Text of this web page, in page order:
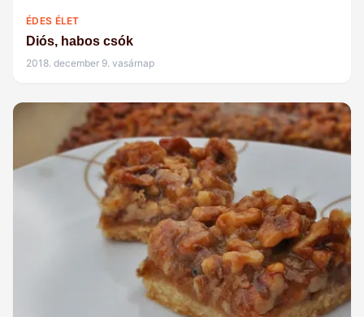
ÉDES ÉLET
Diós, habos csók
2018. december 9. vasárnap